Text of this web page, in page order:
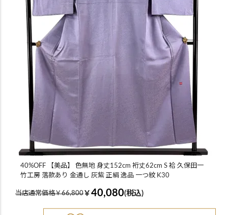
40%OFF 【美品】 色無地 身丈152cm 裄丈62cm S 袷 久保田一
竹工房 落款あり 金通し 灰紫 正絹 逸品 一つ紋 K30
当店通常価格￥66,800￥ 40,080(税込)